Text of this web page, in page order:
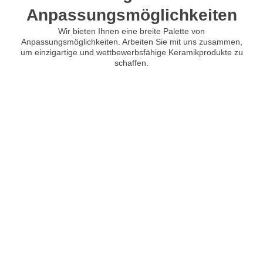
Anpassungsmöglichkeiten
Wir bieten Ihnen eine breite Palette von
Anpassungsmöglichkeiten. Arbeiten Sie mit uns zusammen,
um einzigartige und wettbewerbsfähige Keramikprodukte zu
schaffen.